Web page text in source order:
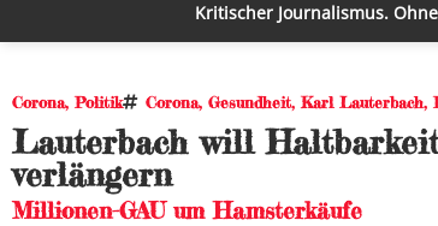
Kritischer Journalismus.
Corona,Politik Corona, Gesundheit, Karl Lauterbach,
Lauterbach will
verlängern
Millionen-GAU um Hamsterkäufe